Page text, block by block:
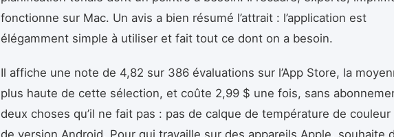
fonctionne sur Mac. Un avis a bien résumé l’attrait : l’application est
élégamment simple à utiliser et fait tout ce dont on a besoin.
Il affiche une note de 4,82 sur 386 évaluations sur l’App Store, la
plus haute de cette sélection, et coûte 2,99 $ une fois, sans
deux choses qu’il ne fait pas : pas de calque de température de couleur
de version Android. Pour qui travaille sur des appareils Apple, souhaite